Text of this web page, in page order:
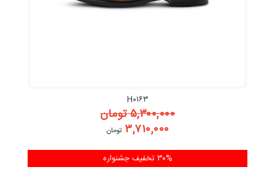
H۰۱۶۳
۵,۳۰۰,۰۰۰تومان
۳,۷۱۰,۰۰۰ تومان
۳۰% تخفیف جشنواره